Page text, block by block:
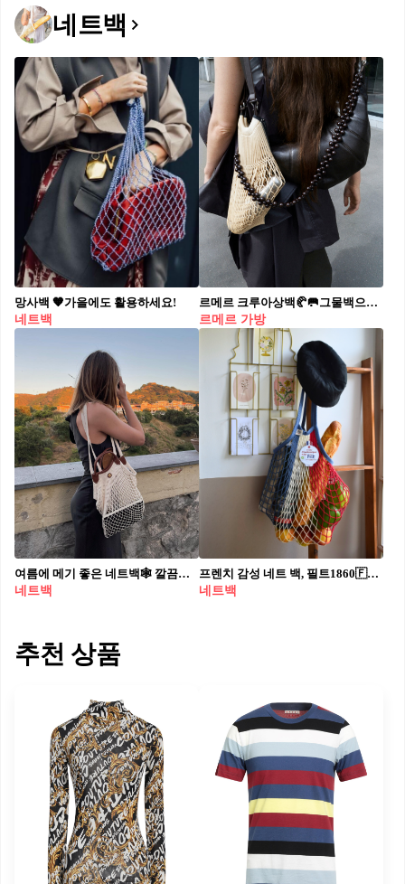
네트백
망사백 🧡가을에도 활용하세요!
네트백
르메르 크루아상백🥐🥅그물백으로 르메르와 FILT의 만남, 감각적인 하이브리드 여름백🇫🇷 르메르가 프랑스 전통 그물 브랜드 FILT와 협업한 ‘크루아상 필트 백’을 25SS 시즌 선보였습니다. 나일론 체커보드 그물망에 유려한 곡선을 입히고, 탈부착 가능한 방수 파우치와 다양한 연출 방식으로 여름 시즌에 어울리는 실용적 감각을 더했습니다. 전통 기법에 현대적 미감을 더한 이번 협업은 르메르만의 감도를 실용적인 방식으로 확장한 시도로 주목받고 있습니다.
르메르 가방
여름에 메기 좋은 네트백🕸️ 깔끔하고 가벼운 브랜드 네트백 3가지 추천🤎@준비하자👀 1. 롱샴 르 플리아쥬 필레 탑 핸들백 2. 프라다 크로셰 토트백 3. 르메르 크로스바디 필트 네트 백
네트백
프렌치 감성 네트 백, 필트1860🇫🇷 올여름 피크닉부터 비치룩까지 책임질 효자 아이템 등장!✨ 1860년 프랑스 노르망디에서 시작된 섬유 브랜드 필트(Filt 1860)의 네트 백이 쿨하고 내추럴한 감성으로 시선을 사로잡고 있습니다. 해먹에 쓰이는 원단으로 제작되어 신축성과 튼튼함은 기본, 고품질 오가닉 코튼을 사용해 프랑스 정부의 'EPV(유산기업) 라벨'까지 획득한 그물 가방인데요. 집에서는 과일이나 소품을 담아두기만 해도 인테리어 오브제처럼 감각적인 바이브를 연출해 주죠. 다양한 컬러와 크기 구성으로 취향에 맞게 고르기 딱 좋은 네트 백 3종의 라인업을 확인해 보세요! • 네트 백 스몰, 1만 원대 • 네트 백 미디움, 1만 원대 • 네트 백 라지, 2만 원대
네트백
추천 상품